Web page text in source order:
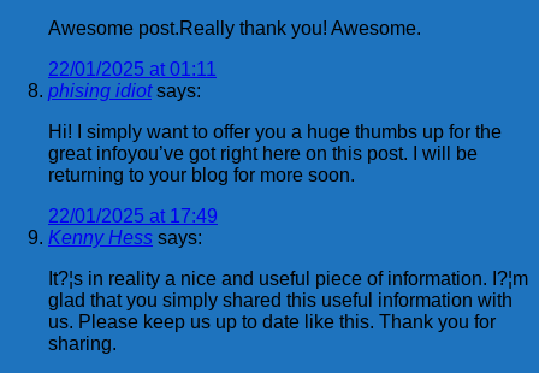
Awesome post.Really thank you! Awesome.
22/01/2025 at 01:11
phising idiot says:
Hi! I simply want to offer you a huge thumbs up for the
great infoyou’ve got right here on this post. I will be
returning to your blog for more soon.
22/01/2025 at 17:49
Kenny Hess says:
It?¦s in reality a nice and useful piece of information. I?¦m
glad that you simply shared this useful information with
us. Please keep us up to date like this. Thank you for
sharing.